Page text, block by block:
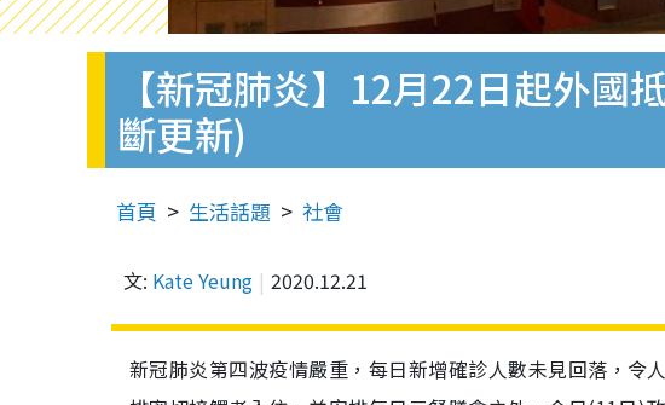
【新冠肺炎】12月22日起外
斷更新)
首頁 生活話題 社會
文: Kate Yeung 2020.12.21
新冠肺炎第四波疫情嚴重，每日新增確診人數未見回落，令